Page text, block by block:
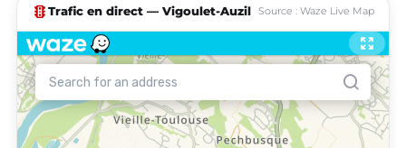
traffic Trafic en direct — Vigoulet-Auzil Source : Waze Live Map